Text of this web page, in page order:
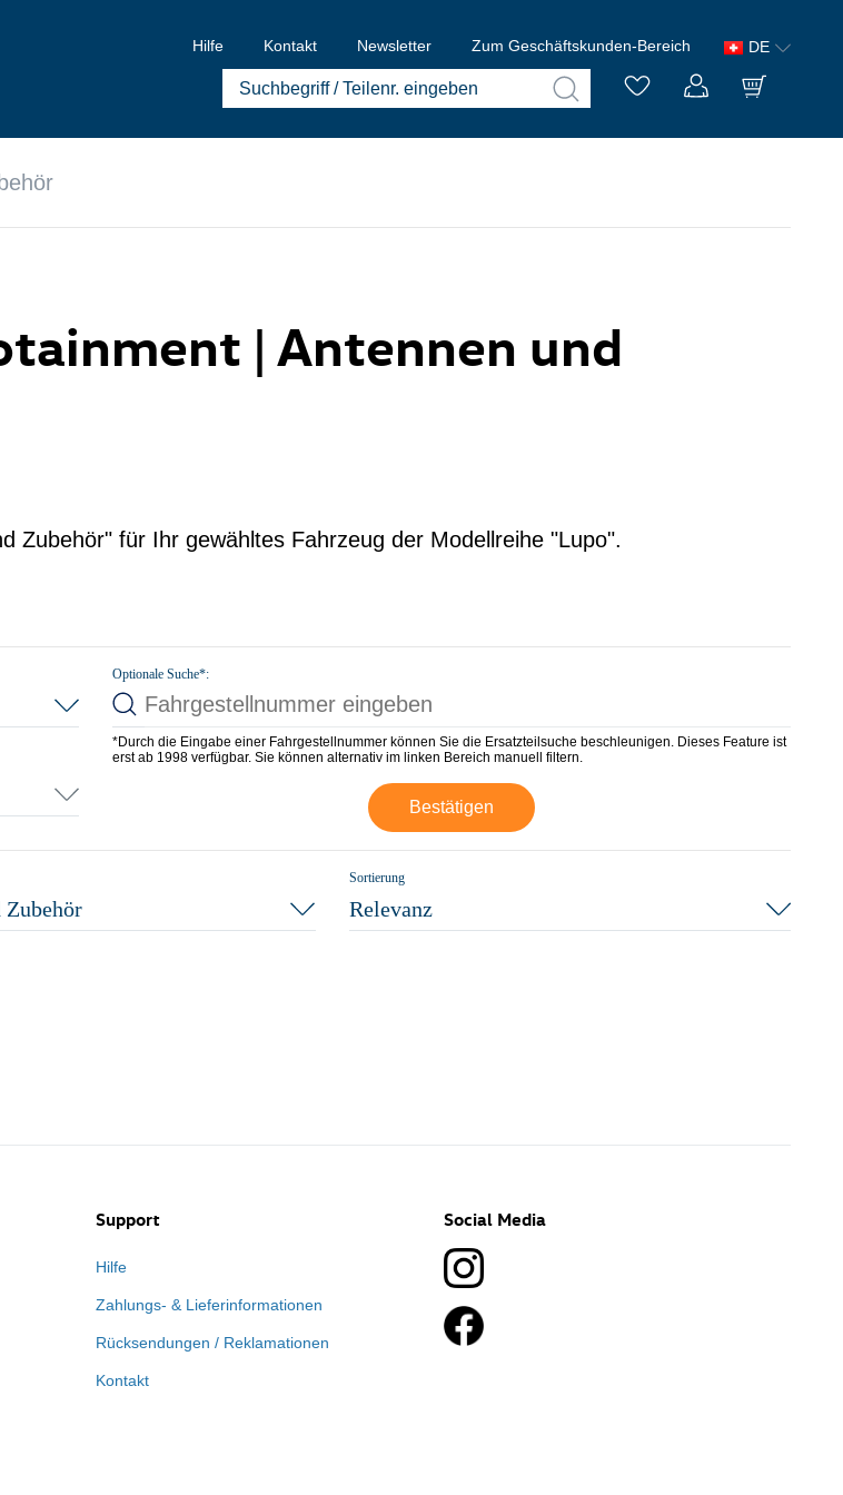
Hilfe Kontakt Newsletter Zum Geschäftskunden-Bereich DE
| Antennen und
Zubehör" für Ihr gewähltes Fahrzeug der Modellreihe "Lupo".
Optionale Suche*:
*Durch die Eingabe einer Fahrgestellnummer können Sie die Ersatzteilsuche beschleunigen. Dieses Feature ist
erst ab 1998 verfügbar. Sie können alternativ im linken Bereich manuell filtern.
Bestätigen
Zubehör
Sortierung
Relevanz
Support
Hilfe
Zahlungs- & Lieferinformationen
Rücksendungen / Reklamationen
Kontakt
Social Media